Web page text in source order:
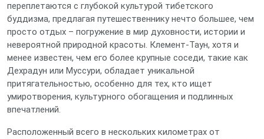
переплетаются с глубокой культурой тибетского
буддизма, предлагая путешественнику нечто большее, чем
просто отдых – погружение в мир духовности, истории и
невероятной природной красоты. Клемент-Таун, хотя и
менее известен, чем его более крупные соседи, такие как
Дехрадун или Муссури, обладает уникальной
притягательностью, особенно для тех, кто ищет
умиротворения, культурного обогащения и подлинных
впечатлений.
Расположенный всего в нескольких километрах от